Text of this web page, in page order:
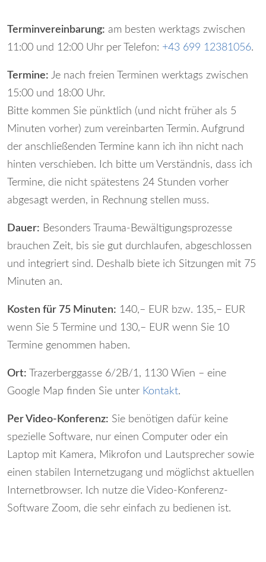
Terminvereinbarung: am besten werktags zwischen
11:00 und 12:00 Uhr per Telefon: +43 699 12381056.
Termine: Je nach freien Terminen werktags zwischen
15:00 und 18:00 Uhr.
Bitte kommen Sie pünktlich (und nicht früher als 5
Minuten vorher) zum vereinbarten Termin. Aufgrund
der anschließenden Termine kann ich ihn nicht nach
hinten verschieben. Ich bitte um Verständnis, dass ich
Termine, die nicht spätestens 24 Stunden vorher
abgesagt werden, in Rechnung stellen muss.
Dauer: Besonders Trauma-Bewältigungsprozesse
brauchen Zeit, bis sie gut durchlaufen, abgeschlossen
und integriert sind. Deshalb biete ich Sitzungen mit 75
Minuten an.
Kosten für 75 Minuten: 140,– EUR bzw. 135,– EUR
wenn Sie 5 Termine und 130,– EUR wenn Sie 10
Termine genommen haben.
Ort: Trazerberggasse 6/2B/1, 1130 Wien – eine
Google Map finden Sie unter Kontakt.
Per Video-Konferenz: Sie benötigen dafür keine
spezielle Software, nur einen Computer oder ein
Laptop mit Kamera, Mikrofon und Lautsprecher sowie
einen stabilen Internetzugang und möglichst aktuellen
Internetbrowser. Ich nutze die Video-Konferenz-
Software Zoom, die sehr einfach zu bedienen ist.